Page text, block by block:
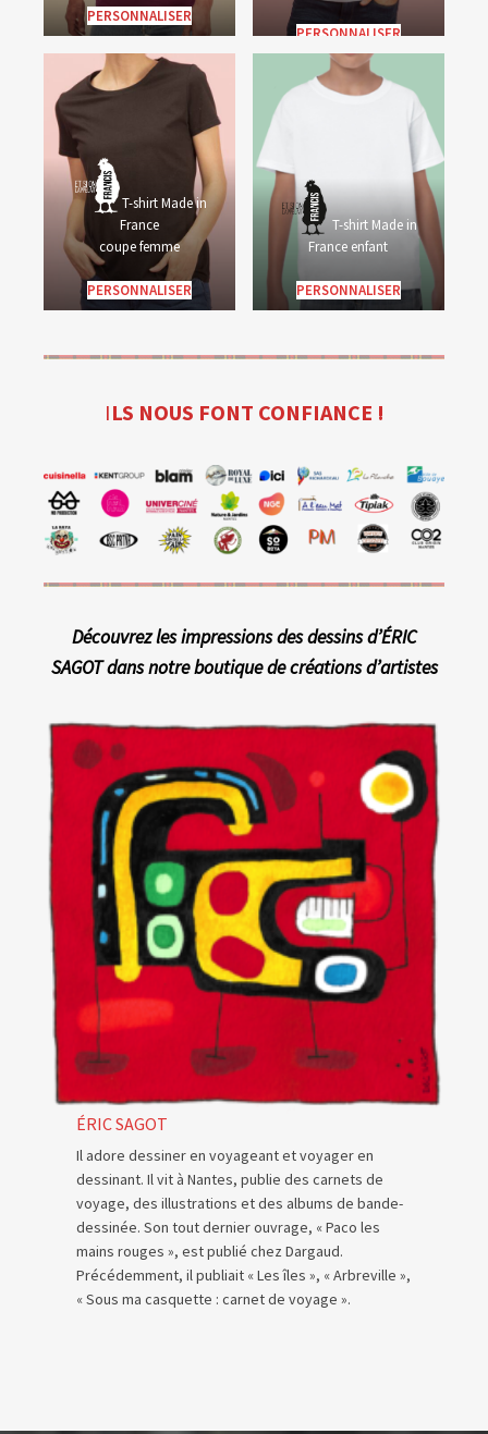
PERSONNALISER
PERSONNALISER
T-shirt Made in
France
coupe femme
PERSONNALISER
T-shirt Made in
France enfant
PERSONNALISER
ILS NOUS FONT CONFIANCE !
Découvrez les impressions des dessins d’ÉRIC
SAGOT dans notre boutique de créations d’artistes
ÉRIC SAGOT
Il adore dessiner en voyageant et voyager en
dessinant. Il vit à Nantes, publie des carnets de
voyage, des illustrations et des albums de bande-
dessinée. Son tout dernier ouvrage, « Paco les
mains rouges », est publié chez Dargaud.
Précédemment, il publiait « Les îles », « Arbreville »,
« Sous ma casquette : carnet de voyage ».